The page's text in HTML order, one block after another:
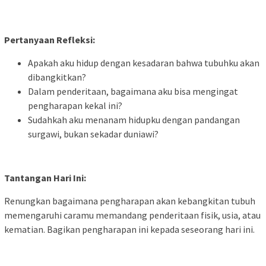
Pertanyaan Refleksi:
Apakah aku hidup dengan kesadaran bahwa tubuhku akan
dibangkitkan?
Dalam penderitaan, bagaimana aku bisa mengingat
pengharapan kekal ini?
Sudahkah aku menanam hidupku dengan pandangan
surgawi, bukan sekadar duniawi?
Tantangan Hari Ini:
Renungkan bagaimana pengharapan akan kebangkitan tubuh
memengaruhi caramu memandang penderitaan fisik, usia, atau
kematian. Bagikan pengharapan ini kepada seseorang hari ini.